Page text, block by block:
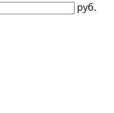
руб.